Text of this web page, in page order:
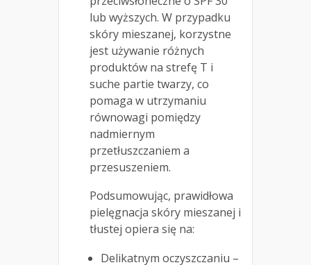
lub wyższych. W przypadku
skóry mieszanej, korzystne
jest używanie różnych
produktów na strefę T i
suche partie twarzy, co
pomaga w utrzymaniu
równowagi pomiędzy
nadmiernym
przetłuszczaniem a
przesuszeniem.
Podsumowując, prawidłowa
pielęgnacja skóry mieszanej i
tłustej opiera się na:
Delikatnym oczyszczaniu –